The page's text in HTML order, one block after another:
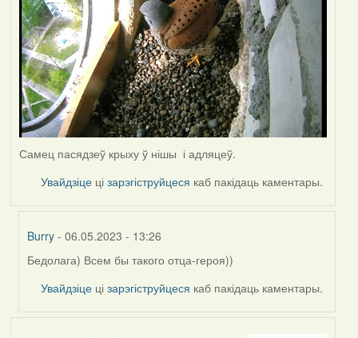
Самец пасядзеў крыху ў нішы і адляцеў.
Увайдзіце цізарэгіструйцеся каб пакідаць каментары.
Burry - 06.05.2023 - 13:26
In
reply
by
Бедолага) Всем бы такого отца-героя))
Увайдзіце цізарэгіструйцеся каб пакідаць каментары.